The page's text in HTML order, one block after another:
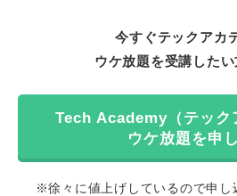
今すぐテックアカ
ウケ放題を受講した
Tech Academy（テック
ウケ放題を申
※徐々に値上げしているので申し